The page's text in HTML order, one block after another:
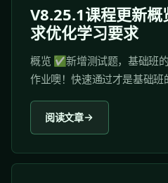
V8.25.1课程更新概
求优化学习要求
概览 ✅新增测试题，基础班
作业噢！快速通过才是基础
为汇总阅读。 👍修复同学学
错别字问题，将相关失效链接
外，本次更新，还包括了31
阅读文章